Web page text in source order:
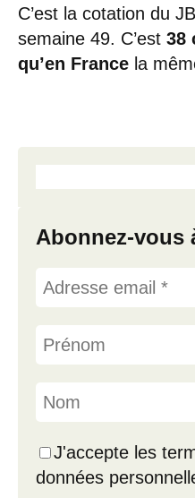
C’est la cotation du
semaine 49. C’est 38
qu’en France la
Abonnez-vous
J'accepte les
données